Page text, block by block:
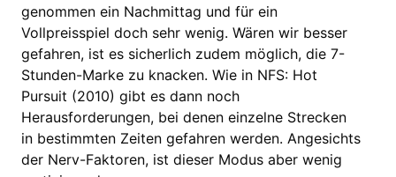
genommen ein Nachmittag und für ein
Vollpreisspiel doch sehr wenig. Wären wir besser
gefahren, ist es sicherlich zudem möglich, die 7-
Stunden-Marke zu knacken. Wie in NFS: Hot
Pursuit (2010) gibt es dann noch
Herausforderungen, bei denen einzelne Strecken
in bestimmten Zeiten gefahren werden. Angesichts
der Nerv-Faktoren, ist dieser Modus aber wenig